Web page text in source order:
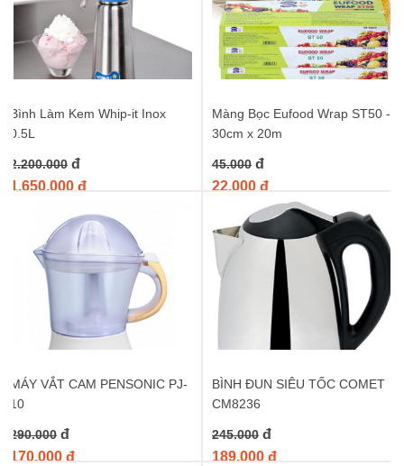
Bình Làm Kem Whip-it Inox
0.5L
2.200.000 đ
1.650.000 đ
Màng Bọc Eufood Wrap ST50 -
30cm x 20m
45.000 đ
22.000 đ
MÁY VẮT CAM PENSONIC PJ-
10
290.000 đ
170.000 đ
BÌNH ĐUN SIÊU TỐC COMET
CM8236
245.000 đ
189.000 đ